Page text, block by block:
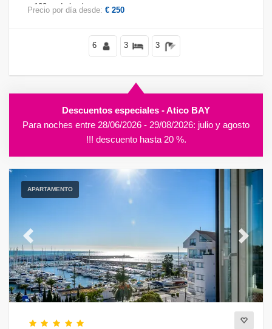
a 100 m de la playa.
Precio por día desde: € 250
6 3 3
Descuentos especiales - Atico BAY
Para noches entre 28/06/2026 - 29/08/2026: julio y agosto
!!! descuento hasta 20 %.
APARTAMENTO
Previous Next